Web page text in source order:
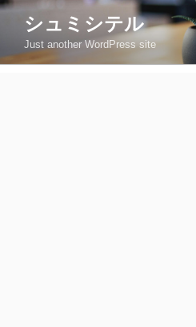
コ
ン
シュミシテル
Just another WordPress site